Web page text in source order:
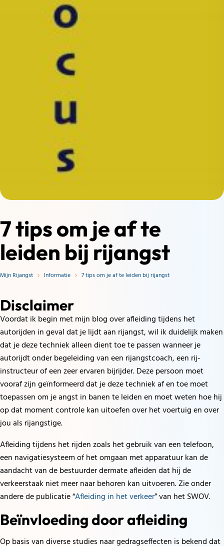
7 tips om je af te
leiden bij rijangst
Mijn Rijangst Informatie 7 tips om je af te leiden bij rijangst
Disclaimer
Voordat ik begin met mijn blog over afleiding tijdens het
autorijden in geval dat je lijdt aan rijangst, wil ik duidelijk maken
dat je deze techniek alleen dient toe te passen wanneer je
autorijdt onder begeleiding van een rijangstcoach, een rij-
instructeur of een zeer ervaren bijrijder. Deze persoon moet
vooraf zijn geïnformeerd dat je deze techniek af en toe moet
toepassen om je angst in banen te leiden en moet weten hoe hij
op dat moment controle kan uitoefen over het voertuig en over
jou als rijangstige.
Afleiding tijdens het rijden zoals het gebruik van een telefoon,
een navigatiesysteem of het omgaan met apparatuur kan de
aandacht van de bestuurder dermate afleiden dat hij de
verkeerstaak niet meer naar behoren kan uitvoeren. Zie onder
andere de publicatie “Afleiding in het verkeer” van het SWOV.
Beïnvloeding door afleiding
Op basis van diverse studies naar gedragseffecten is bekend dat